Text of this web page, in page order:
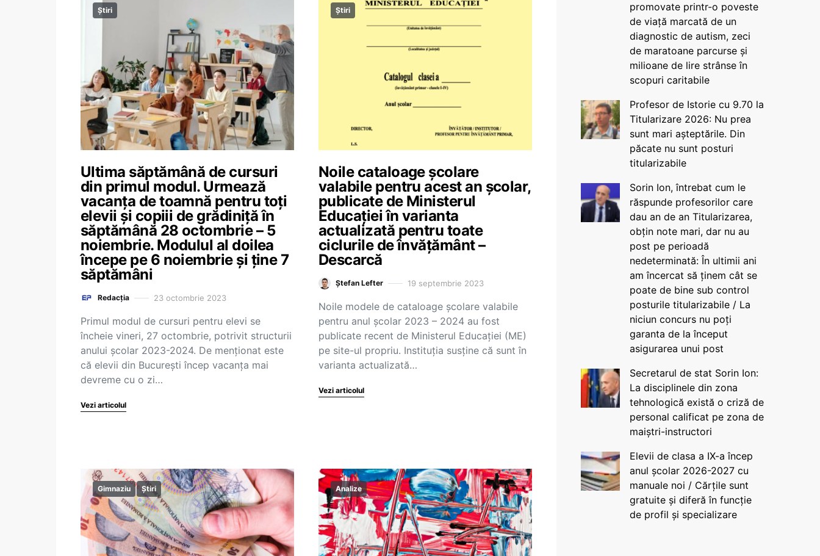
Știri
Ultima săptămână de cursuri
din primul modul. Urmează
vacanța de toamnă pentru toți
elevii și copiii de grădiniță în
săptămână 28 octombrie – 5
noiembrie. Modulul al doilea
începe pe 6 noiembrie și ține 7
săptămâni
Redacția 23 octombrie 2023
Primul modul de cursuri pentru elevi se
încheie vineri, 27 octombrie, potrivit structurii
anului școlar 2023-2024. De menționat este
că elevii din București încep vacanța mai
devreme cu o zi…
Vezi articolul
Știri
Noile cataloage școlare
valabile pentru acest an școlar,
publicate de Ministerul
Educației în varianta
actualizată pentru toate
ciclurile de învățământ –
Descarcă
Ștefan Lefter 19 septembrie 2023
Noile modele de cataloage școlare valabile
pentru anul școlar 2023 – 2024 au fost
publicate recent de Ministerul Educației (ME)
pe site-ul propriu. Instituția susține că sunt în
varianta actualizată…
Vezi articolul
Gimnaziu Știri Analize
promovate printr-o poveste
de viață marcată de un
diagnostic de autism, zeci
de maratoane parcurse și
milioane de lire strânse în
scopuri caritabile
Profesor de Istorie cu 9.70 la
Titularizare 2026: Nu prea
sunt mari așteptările. Din
păcate nu sunt posturi
titularizabile
Sorin Ion, întrebat cum le
răspunde profesorilor care
dau an de an Titularizarea,
obțin note mari, dar nu au
post pe perioadă
nedeterminată: În ultimii ani
am încercat să ținem cât se
poate de bine sub control
posturile titularizabile / La
niciun concurs nu poți
garanta de la început
asigurarea unui post
Secretarul de stat Sorin Ion:
La disciplinele din zona
tehnologică există o criză de
personal calificat pe zona de
maiștri-instructori
Elevii de clasa a IX-a încep
anul școlar 2026-2027 cu
manuale noi / Cărțile sunt
gratuite și diferă în funcție
de profil și specializare